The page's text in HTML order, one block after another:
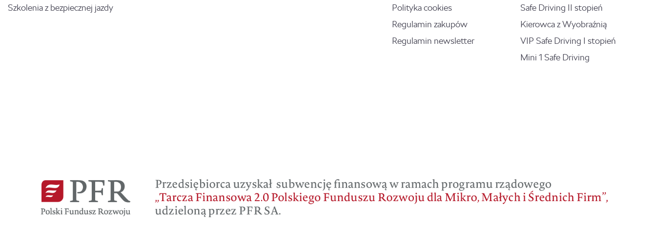
Szkolenia z bezpiecznej jazdy
Polityka cookies
Regulamin zakupów
Regulamin newsletter
Safe Driving II stopień
Kierowca z Wyobraźnią
VIP Safe Driving I stopień
Mini 1 Safe Driving